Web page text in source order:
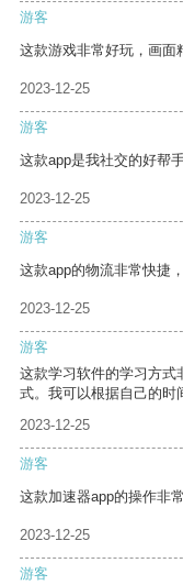
游客
这款游戏非常好玩，画面
2023-12-25
游客
这款app是我社交的好帮
2023-12-25
游客
这款app的物流非常快捷
2023-12-25
游客
这款学习软件的学习方式
式。我可以根据自己的时
2023-12-25
游客
这款加速器app的操作非
2023-12-25
游客